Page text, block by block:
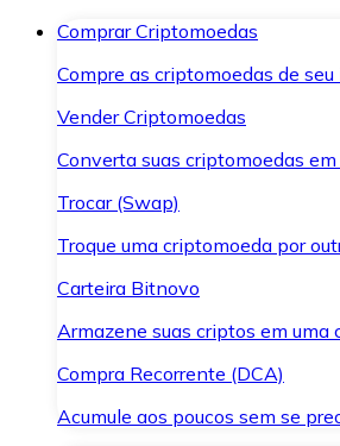
Comprar Criptomoedas
Compre as criptomoedas de
Vender Criptomoedas
Converta suas criptomoedas
Trocar (Swap)
Troque uma criptomoeda por
Carteira Bitnovo
Armazene suas criptos em uma
Compra Recorrente (DCA)
Acumule aos poucos sem se